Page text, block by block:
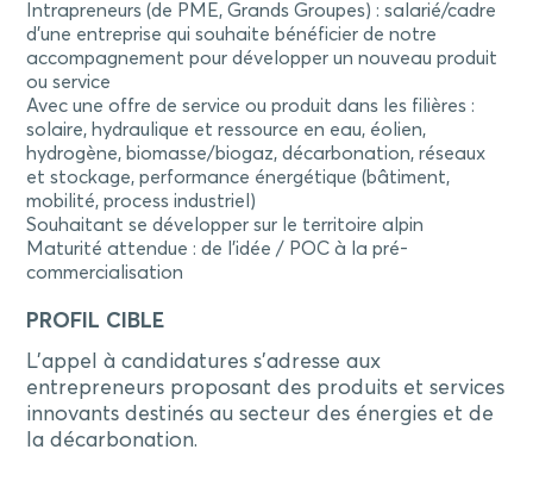
Intrapreneurs (de PME, Grands Groupes) : salarié/cadre
d’une entreprise qui souhaite bénéficier de notre
accompagnement pour développer un nouveau produit
ou service
Avec une offre de service ou produit dans les filières :
solaire, hydraulique et ressource en eau, éolien,
hydrogène, biomasse/biogaz, décarbonation, réseaux
et stockage, performance énergétique (bâtiment,
mobilité, process industriel)
Souhaitant se développer sur le territoire alpin
Maturité attendue : de l’idée / POC à la pré-
commercialisation
PROFIL CIBLE
L’appel à candidatures s’adresse aux
entrepreneurs proposant des produits et services
innovants destinés au secteur des énergies et de
la décarbonation.